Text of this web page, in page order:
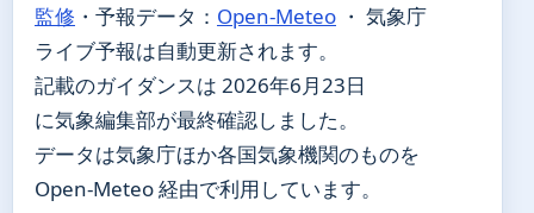
監修 ・ 予報データ： Open-Meteo ・ 気象庁
ライブ予報は自動更新されます。
記載のガイダンスは 2026年6月23日
に気象編集部が最終確認しました。
データは気象庁ほか各国気象機関のものを
Open-Meteo 経由で利用しています。